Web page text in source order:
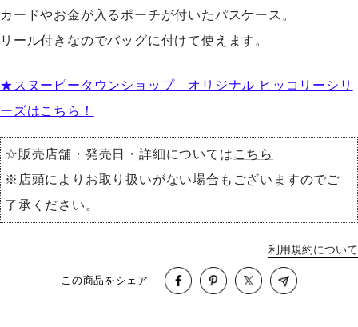
カードやお金が入るポーチが付いたパスケース。
リール付きなのでバッグに付けて使えます。
★スヌーピータウンショップ オリジナル ヒッコリーシリ
ーズはこちら！
☆販売店舗・発売日・詳細についてはこちら
※店頭によりお取り扱いがない場合もございますのでご
了承ください。
利用規約について
この商品をシェア